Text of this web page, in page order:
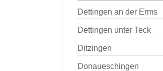
Dettingen an der Erms
Dettingen unter Teck
Ditzingen
Donaueschingen